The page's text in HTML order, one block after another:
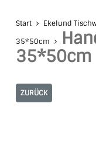
Start Ekelund
35*50cm
35*50cm
ZURÜCK